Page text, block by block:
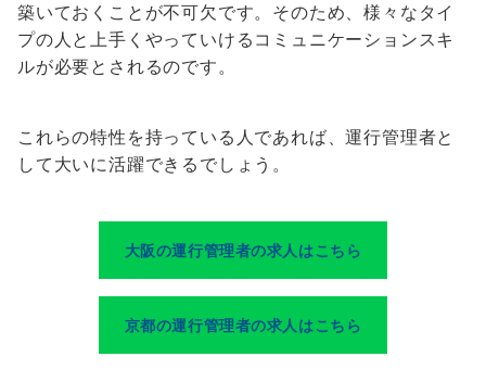
築いておくことが不可欠です。そのため、様々なタイ
プの人と上手くやっていけるコミュニケーションスキ
ルが必要とされるのです。
これらの特性を持っている人であれば、運行管理者と
して大いに活躍できるでしょう。
大阪の運行管理者の求人はこちら
京都の運行管理者の求人はこちら